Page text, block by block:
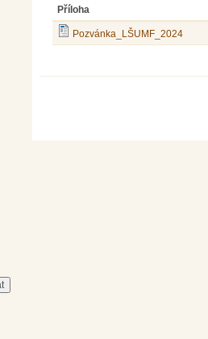
Příloha
Pozvánka_LŠUMF_2024